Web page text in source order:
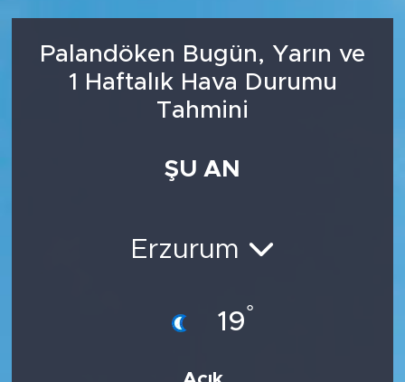
Palandöken Bugün, Yarın ve
1 Haftalık Hava Durumu
Tahmini
ŞU AN
Erzurum
19°
FİNANS
BİLİM-TEKNOLOJİ
Süper Lig Puan Durumu ve Fikstür
Tüm Manşetler
Son Dakika Haberleri